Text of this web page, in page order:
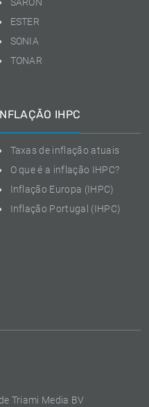
Triami Media BV
ESTER
SONIA
TONAR
IHPC
Taxas de inflação atuais
O que é a inflação IHPC?
Inflação Europa (IHPC)
Inflação Portugal (IHPC)